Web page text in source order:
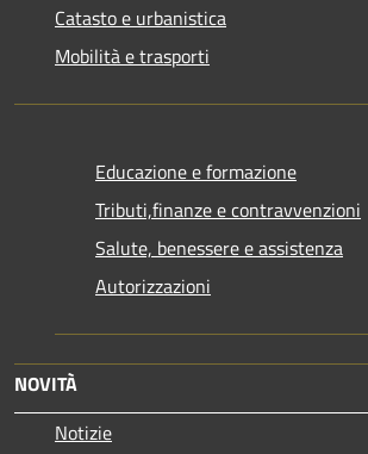
Catasto e urbanistica
Mobilità e trasporti
Educazione e formazione
Tributi,finanze e contravvenzioni
Salute, benessere e assistenza
Autorizzazioni
NOVITÀ
Notizie